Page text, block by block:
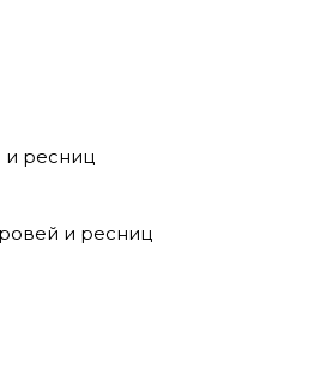
и ресниц
и ресниц